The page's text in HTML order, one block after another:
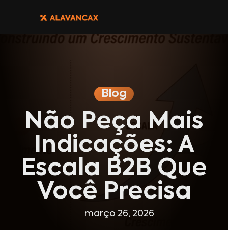
Blog
Não Peça Mais
Indicações: A
Escala B2B Que
Você Precisa
março 26, 2026